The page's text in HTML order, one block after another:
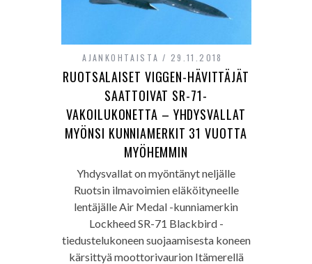
AJANKOHTAISTA 29.11.2018
RUOTSALAISET VIGGEN-HÄVITTÄJÄT
SAATTOIVAT SR-71-
VAKOILUKONETTA – YHDYSVALLAT
MYÖNSI KUNNIAMERKIT 31 VUOTTA
MYÖHEMMIN
Yhdysvallat on myöntänyt neljälle
Ruotsin ilmavoimien eläköityneelle
lentäjälle Air Medal -kunniamerkin
Lockheed SR-71 Blackbird -
tiedustelukoneen suojaamisesta koneen
kärsittyä moottorivaurion Itämerellä